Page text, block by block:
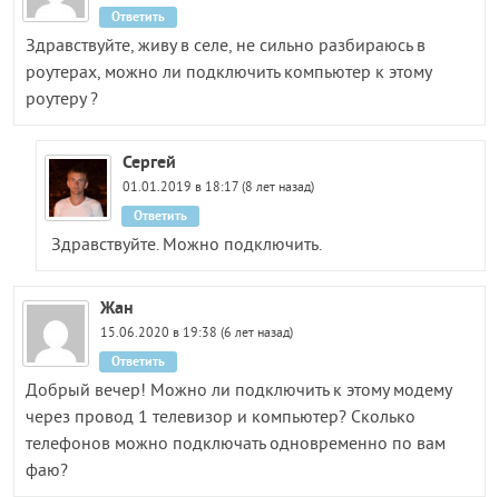
Здравствуйте, живу в селе, не сильно разбираюсь в
роутерах, можно ли подключить компьютер к этому
роутеру ?
Ответить
Сергей
01.01.2019 в 18:17 (8 лет назад)
Здравствуйте. Можно подключить.
Ответить
Жан
15.06.2020 в 19:38 (6 лет назад)
Добрый вечер! Можно ли подключить к этому модему
через провод 1 телевизор и компьютер? Сколько
телефонов можно подключать одновременно по вам
фаю?
Ответить